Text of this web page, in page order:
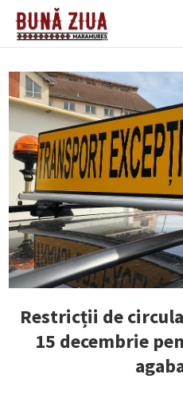
Restricții de
15 decembrie